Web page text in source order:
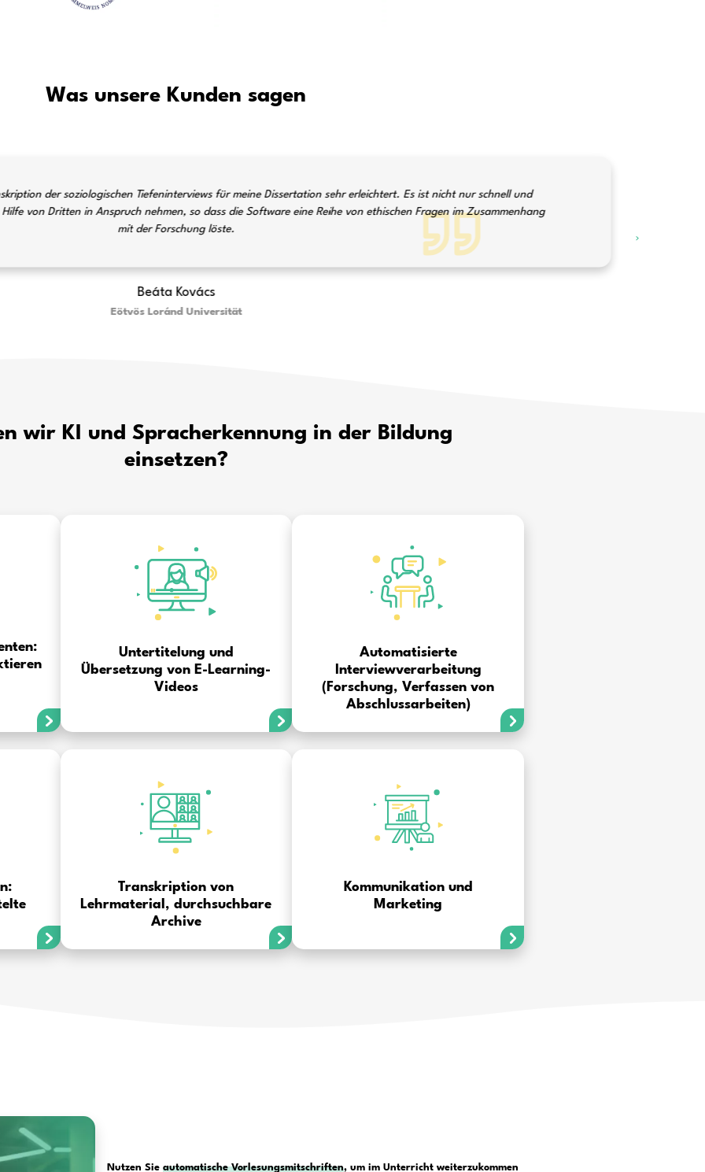
Sprache-zu-Text-Lösungen
Was unsere Kunden sagen
hat mir die Transkription der soziologischen Tiefeninterviews für meine Dissertation sehr erleichtert. Es ist
auch keine Hilfe von Dritten in Anspruch nehmen, so dass die Software eine Reihe von ethischen
mit der Forschung löste.
Beáta Kovács
Eötvös Loránd Universität
können wir KI und Spracherkennung in der
einsetzen?